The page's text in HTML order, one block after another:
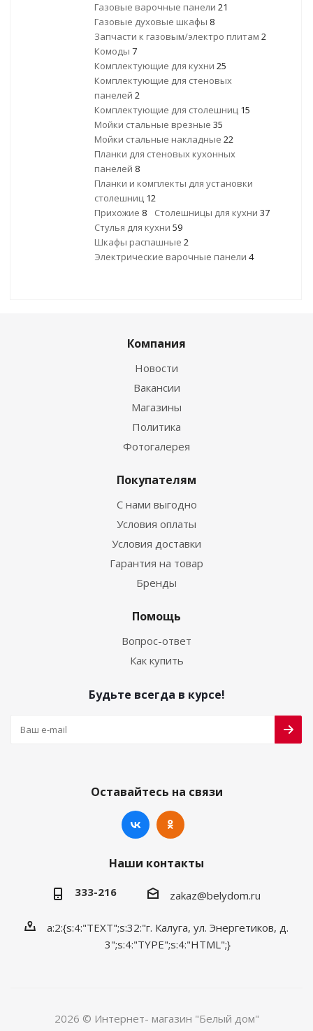
Газовые варочные панели 21
Газовые духовые шкафы 8
Запчасти к газовым/электро плитам 2
Комоды 7
Комплектующие для кухни 25
Комплектующие для стеновых
панелей 2
Комплектующие для столешниц 15
Мойки стальные врезные 35
Мойки стальные накладные 22
Планки для стеновых кухонных
панелей 8
Планки и комплекты для установки
столешниц 12
Прихожие 8 Столешницы для кухни 37
Стулья для кухни 59
Шкафы распашные 2
Электрические варочные панели 4
Компания
Новости
Вакансии
Магазины
Политика
Фотогалерея
Покупателям
С нами выгодно
Условия оплаты
Условия доставки
Гарантия на товар
Бренды
Помощь
Вопрос-ответ
Как купить
Будьте всегда в курсе!
Оставайтесь на связи
Наши контакты
333-216 zakaz@belydom.ru
a:2:{s:4:"TEXT";s:32:"г. Калуга, ул. Энергетиков, д.
3";s:4:"TYPE";s:4:"HTML";}
2026 © Интернет- магазин "Белый дом"